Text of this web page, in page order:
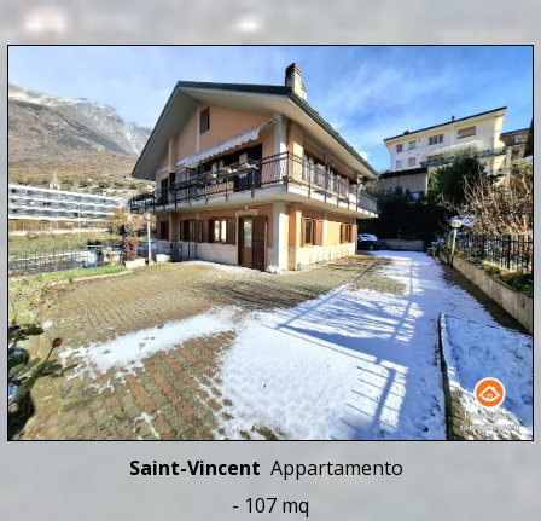
Saint-Vincent Appartamento
- 107 mq